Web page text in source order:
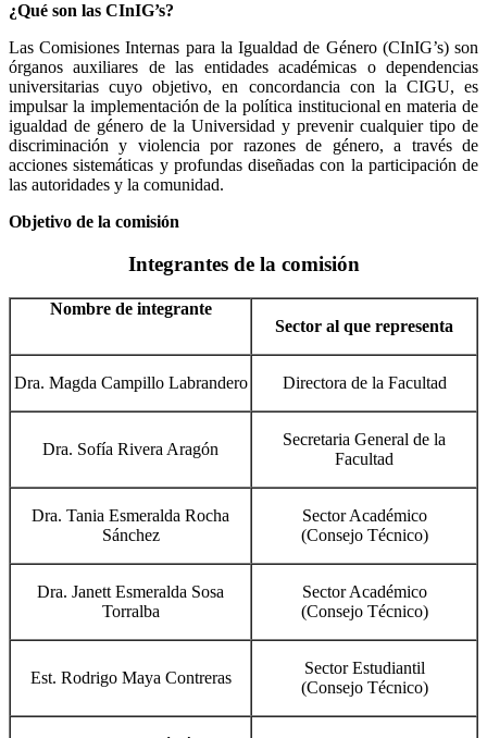
¿Qué son las CInIG’s?
Las Comisiones Internas para la Igualdad de Género (CInIG’s) son
órganos auxiliares de las entidades académicas o dependencias
universitarias cuyo objetivo, en concordancia con la CIGU, es
impulsar la implementación de la política institucional en materia de
igualdad de género de la Universidad y prevenir cualquier tipo de
discriminación y violencia por razones de género, a través de
acciones sistemáticas y profundas diseñadas con la participación de
las autoridades y la comunidad.
Objetivo de la comisión
Integrantes de la comisión
Nombre de integrante
Sector al que representa
Dra. Magda Campillo Labrandero Directora de la Facultad
Dra. Sofía Rivera Aragón
Secretaria General de la
Facultad
Dra. Tania Esmeralda Rocha
Sánchez
Sector Académico
(Consejo Técnico)
Dra. Janett Esmeralda Sosa
Torralba
Sector Académico
(Consejo Técnico)
Est. Rodrigo Maya Contreras
Sector Estudiantil
(Consejo Técnico)